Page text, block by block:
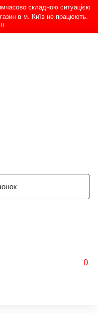
складною ситуацією
в м. Київ не працюють.
0